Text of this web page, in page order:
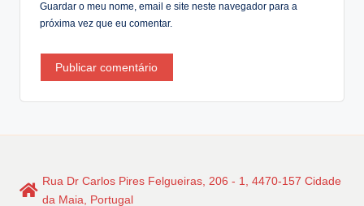
Guardar o meu nome, email e site neste navegador para a
próxima vez que eu comentar.
Rua Dr Carlos Pires Felgueiras, 206 - 1, 4470-157 Cidade
da Maia, Portugal